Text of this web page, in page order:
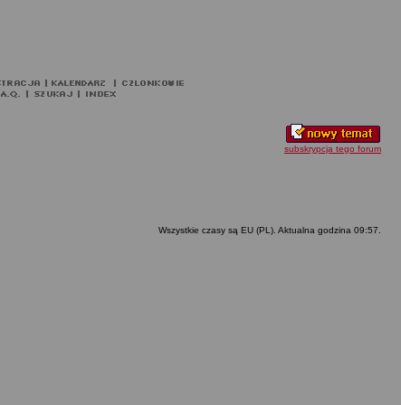
subskrypcja tego forum
Wszystkie czasy są EU (PL). Aktualna godzina 09:57.